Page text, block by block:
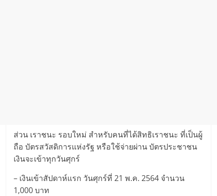
ส่วน เราชนะ รอบใหม่ สำหรับคนที่ได้สิทธิเราชนะ ที่เป็นผู้
ถือ บัตรสวัสดิการแห่งรัฐ หรือใช้จ่ายผ่าน บัตรประชาชน
เงินจะเข้าทุกวันศุกร์
– เงินเข้าสัปดาห์แรก วันศุกร์ที่ 21 พ.ค. 2564 จำนวน
1,000 บาท